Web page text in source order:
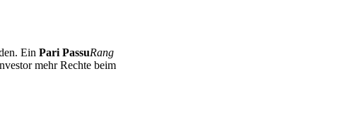
Ein Pari PassuRang
mehr Rechte beim